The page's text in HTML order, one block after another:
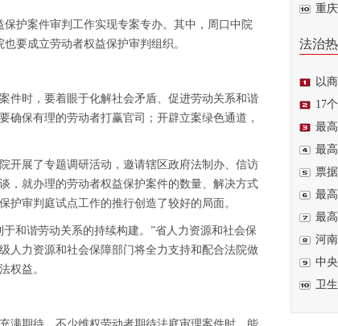
护案件审判工作实现专案专办。其中，周口中院
要成立劳动者权益保护审判组织。
件时，要着眼于化解社会矛盾、促进劳动关系和谐
确保有理的劳动者打赢官司；开辟立案绿色通道，
开展了专题调研活动，邀请辖区政府法制办、信访
，就办理的劳动者权益保护案件的数量、解决方式
护审判庭试点工作的推行创造了较好的局面。
和谐劳动关系的持续构建。”省人力资源和社会保
人力资源和社会保障部门将全力支持和配合法院做
权益。
重
法治
以
17
最
项 最
偿案...
票
最
裁...最
河
判庭中
书记卫